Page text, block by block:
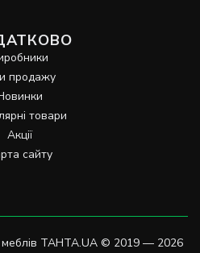
продажу
товари
Акції
сайту
меблів TAHTA.UA © 2019 — 2026